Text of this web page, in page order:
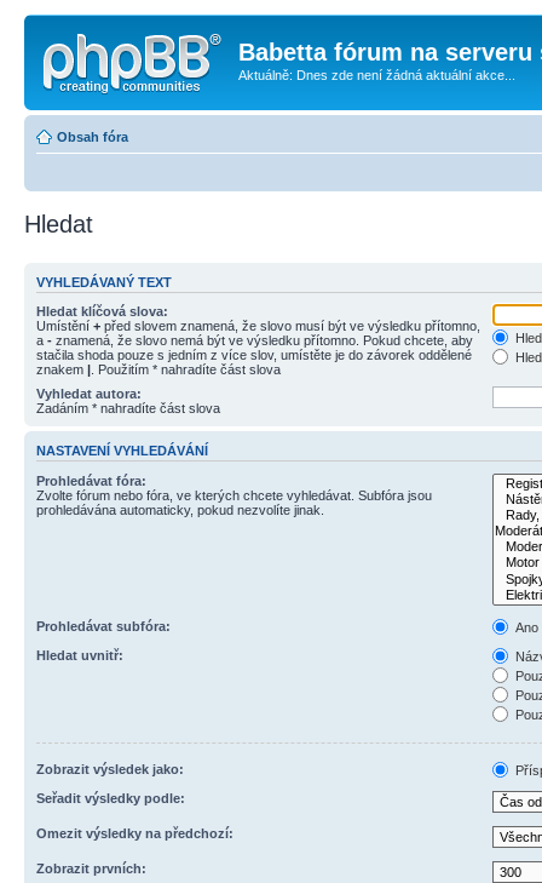
Babetta fórum na serveru
Aktuálně: Dnes zde není žádná aktuální akce...
Obsah fóra
Hledat
VYHLEDÁVANÝ TEXT
Hledat klíčová slova:
Umístění + před slovem znamená, že slovo musí být ve výsledku přítomno,
a - znamená, že slovo nemá být ve výsledku přítomno. Pokud chcete, aby
stačila shoda pouze s jedním z více slov, umístěte je do závorek oddělené
znakem | . Použitím * nahradíte část slova
Vyhledat autora:
Zadáním * nahradíte část slova
NASTAVENÍ VYHLEDÁVÁNÍ
Prohledávat fóra:
Zvolte fórum nebo fóra, ve kterých chcete vyhledávat. Subfóra jsou
prohledávána automaticky, pokud nezvolíte jinak.
Prohledávat subfóra:
Ano
Hledat uvnitř:
Zobrazit výsledek jako:
Seřadit výsledky podle:
Omezit výsledky na předchozí:
Zobrazit prvních: